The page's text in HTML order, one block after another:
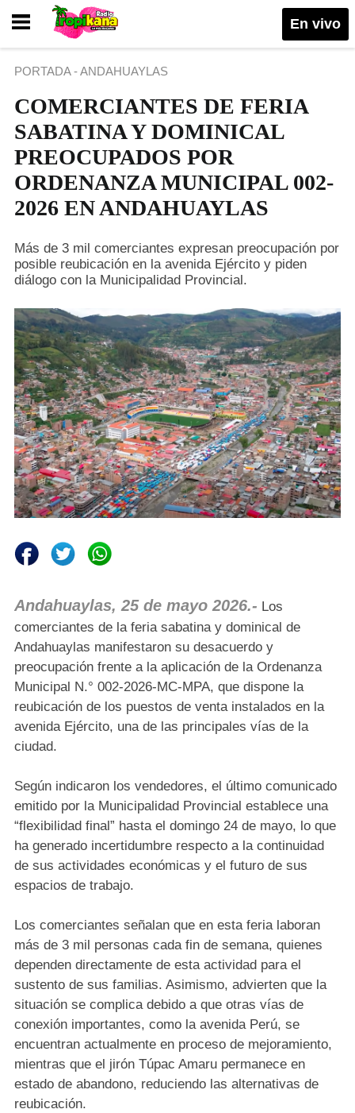
En vivo
PORTADA-ANDAHUAYLAS
COMERCIANTES DE FERIA
SABATINA Y DOMINICAL
PREOCUPADOS POR
ORDENANZA MUNICIPAL 002-
2026 EN ANDAHUAYLAS
Más de 3 mil comerciantes expresan preocupación por
posible reubicación en la avenida Ejército y piden
diálogo con la Municipalidad Provincial.
Andahuaylas, 25 de mayo 2026.- Los
comerciantes de la feria sabatina y dominical de
Andahuaylas manifestaron su desacuerdo y
preocupación frente a la aplicación de la Ordenanza
Municipal N.° 002-2026-MC-MPA, que dispone la
reubicación de los puestos de venta instalados en la
avenida Ejército, una de las principales vías de la
ciudad.
Según indicaron los vendedores, el último comunicado
emitido por la Municipalidad Provincial establece una
“flexibilidad final” hasta el domingo 24 de mayo, lo que
ha generado incertidumbre respecto a la continuidad
de sus actividades económicas y el futuro de sus
espacios de trabajo.
Los comerciantes señalan que en esta feria laboran
más de 3 mil personas cada fin de semana, quienes
dependen directamente de esta actividad para el
sustento de sus familias. Asimismo, advierten que la
situación se complica debido a que otras vías de
conexión importantes, como la avenida Perú, se
encuentran actualmente en proceso de mejoramiento,
mientras que el jirón Túpac Amaru permanece en
estado de abandono, reduciendo las alternativas de
reubicación.